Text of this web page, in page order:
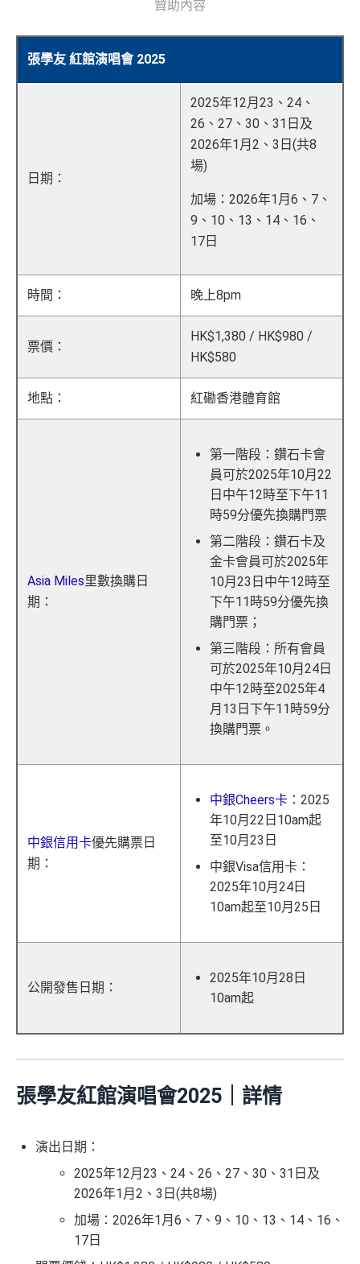
贊助內容
張學友 紅館演唱會 2025
日期：
2025年12月23、24、
26、27、30、31日及
2026年1月2、3日(共8
場)
加場：2026年1月6、7、
9、10、13、14、16、
17日
時間： 晚上8pm
票價：
HK$1,380 / HK$980 /
HK$580
地點： 紅磡香港體育館
Asia Miles里數換購日
期：
第一階段：鑽石卡會
員可於2025年10月22
日中午12時至下午11
時59分優先換購門票
第二階段：鑽石卡及
金卡會員可於2025年
10月23日中午12時至
下午11時59分優先換
購門票；
第三階段：所有會員
可於2025年10月24日
中午12時至2025年4
月13日下午11時59分
換購門票。
中銀信用卡優先購票日
期：
中銀Cheers卡 ：2025
年10月22日10am起
至10月23日
中銀Visa信用卡：
2025年10月24日
10am起至10月25日
公開發售日期：
2025年10月28日
10am起
張學友紅館演唱會2025｜詳情
演出日期：
2025年12月23、24、26、27、30、31日及
2026年1月2、3日(共8場)
加場：2026年1月6、7、9、10、13、14、16、
17日